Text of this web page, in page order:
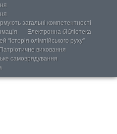
загальні компетентності
Електронна бібліотека
“Історія олімпійського руху”
Патріотичне виховання
самоврядування